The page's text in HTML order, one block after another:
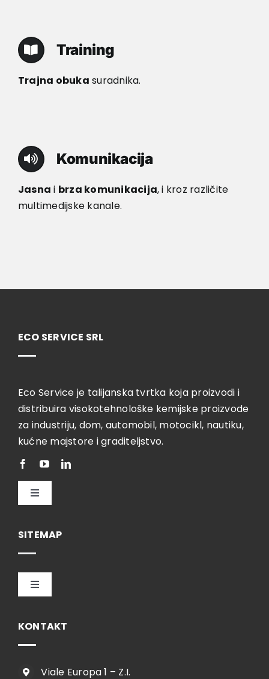
Training
Trajna obuka suradnika.
Komunikacija
Jasna i brza komunikacija, i kroz različite
multimedijske kanale.
ECO SERVICE SRL
Eco Service je talijanska tvrtka koja proizvodi i
distribuira visokotehnološke kemijske proizvode
za industriju, dom, automobil, motocikl, nautiku,
kućne majstore i graditeljstvo.
Toggle
SITEMAP
Toggle
KONTAKT
Viale Europa 1 – Z.I.